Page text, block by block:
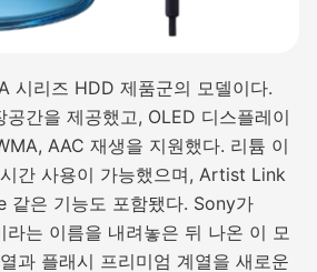
시리즈 HDD 제품군의 모델이다.
간을 제공했고, OLED 디스플레이
AAC 재생을 지원했다. 리튬 이
간 사용이 가능했으며, Artist Link
은 기능도 포함됐다. Sony가
는 이름을 내려놓은 뒤 나온 이 모
과 플래시 프리미엄 계열을 새로운